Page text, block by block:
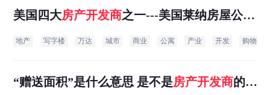
美国四大房产开发商之一---美国莱纳房屋公司
地产 写字楼 万达 城市 商业 公寓 产业 开发 购物
“赠送面积”是什么意思 是不是房产开发商的一